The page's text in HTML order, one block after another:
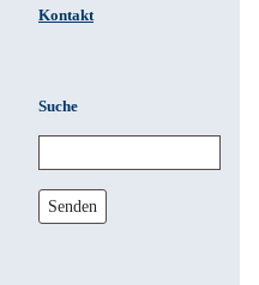
Kontakt
Suche
Senden